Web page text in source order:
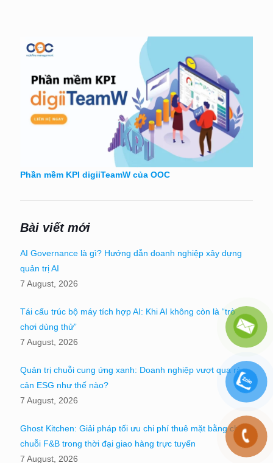
Phần mềm KPI digiiTeamW của OOC
Bài viết mới
AI Governance là gì? Hướng dẫn doanh nghiệp xây dựng
quản trị AI
7 August, 2026
Tái cấu trúc bộ máy tích hợp AI: Khi AI không còn là “trò
chơi dùng thử”
7 August, 2026
Quản trị chuỗi cung ứng xanh: Doanh nghiệp vượt qua rào
cản ESG như thế nào?
7 August, 2026
Ghost Kitchen: Giải pháp tối ưu chi phí thuê mặt bằng cho
chuỗi F&B trong thời đại giao hàng trực tuyến
7 August, 2026